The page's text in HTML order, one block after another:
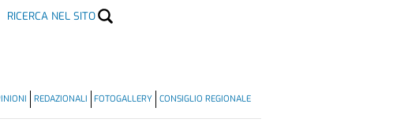
RICERCA NEL SITO
REDAZIONALI FOTOGALLERY CONSIGLIO REGIONALE